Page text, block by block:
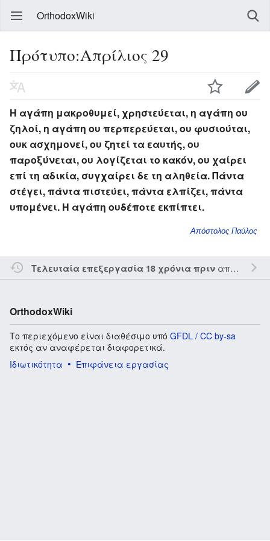
OrthodoxWiki
Πρότυπο:Απρίλιος 29
Η αγάπη μακροθυμεί, χρηστεύεται, η αγάπη ου
ζηλοί, η αγάπη ου περπερεύεται, ου φυσιούται,
ουκ ασχημονεί, ου ζητεί τα εαυτής, ου
παροξύνεται, ου λογίζεται το κακόν, ου χαίρει
επί τη αδικία, συγχαίρει δε τη αληθεία. Πάντα
στέγει, πάντα πιστεύει, πάντα ελπίζει, πάντα
υπομένει. Η αγάπη ουδέποτε εκπίπτει.
Απόστολος Παύλος
Τελευταία επεξεργασία 18 χρόνια πριναπό τον την
OrthodoxWiki
Το περιεχόμενο είναι διαθέσιμο υπό GFDL / CC by-sa
εκτός αν αναφέρεται διαφορετικά.
Ιδιωτικότητα
Επιφάνεια εργασίας